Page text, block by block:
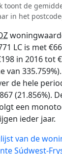
toont de
in het
LC is met
in 2016 tot
van
de hele
(21.856%).
een
ieder jaar.
van de
Súdwest-